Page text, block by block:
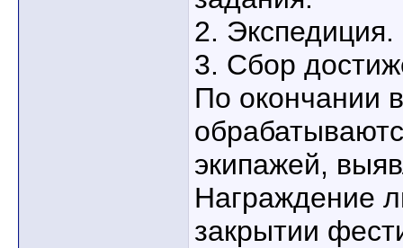
2. Экспедиция.
3. Сбор
По окончании
экипажей,
Награждение
закрытии